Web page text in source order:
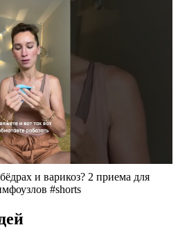
и варикоз? 2 приема для
#shorts